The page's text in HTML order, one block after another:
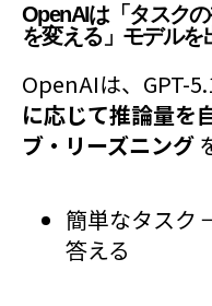
OpenAIは「タスク
を変える」モデルを
OpenAIは、GPT-
に応じて推論量を
ブ・リーズニング
簡単なタスク
答える